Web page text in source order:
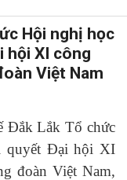
Hội nghị học
hội XI công
Việt Nam
Đắk Lắk Tổ chức
quyết Đại hội XI
đoàn Việt Nam,